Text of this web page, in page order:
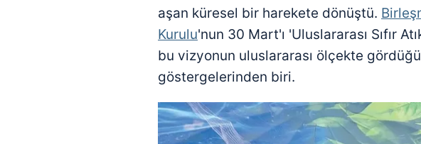
aşan küresel bir harekete dönüştü.
Kurulu'nun 30 Mart'ı 'Uluslararası Sıfır
bu vizyonun uluslararası ölçekte
göstergelerinden biri.